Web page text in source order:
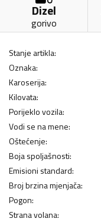
Dizel
gorivo
Stanje artikla:
Oznaka:
Karoserija:
Kilovata:
Porijeklo vozila:
Vodi se na mene:
Oštećenje:
Boja spoljašnosti:
Emisioni standard:
Broj brzina mjenjača:
Pogon:
Strana volana: